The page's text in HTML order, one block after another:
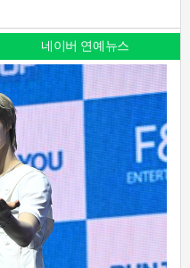
네이버 연예뉴스